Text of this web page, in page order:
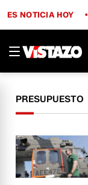
ES NOTICIA HOY
PRESUPUESTO